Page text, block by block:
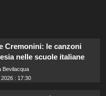
Cremonini: le canzoni
nelle scuole italiane
Bevilacqua
: 17:30